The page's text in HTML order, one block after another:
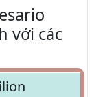
với các